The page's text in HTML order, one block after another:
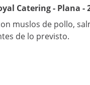
Catering - Plana -
muslos de pollo,
de lo previsto.